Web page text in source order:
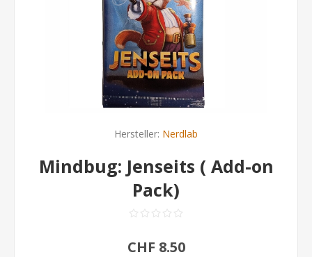
Hersteller: Nerdlab
Mindbug: Jenseits ( Add-on
Pack)
CHF 8.50